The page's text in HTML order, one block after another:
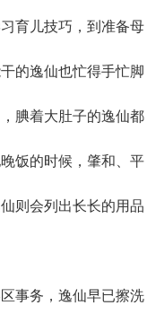
育儿技巧，到准备母
的逸仙也忙得手忙脚
腆着大肚子的逸仙都
饭的时候，肇和、平
则会列出长长的用品
事务，逸仙早已擦洗